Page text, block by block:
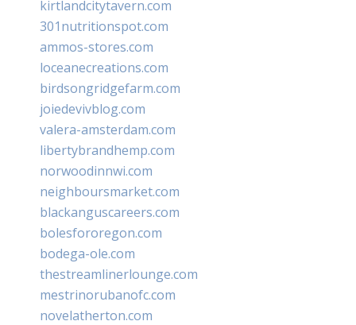
kirtlandcitytavern.com
301nutritionspot.com
ammos-stores.com
loceanecreations.com
birdsongridgefarm.com
joiedevivblog.com
valera-amsterdam.com
libertybrandhemp.com
norwoodinnwi.com
neighboursmarket.com
blackanguscareers.com
bolesfororegon.com
bodega-ole.com
thestreamlinerlounge.com
mestrinorubanofc.com
novelatherton.com